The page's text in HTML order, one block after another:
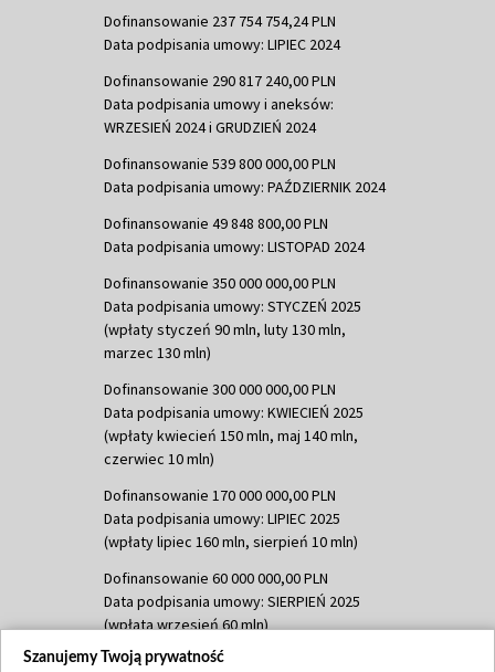
Dofinansowanie 237 754 754,24 PLN
Data podpisania umowy: LIPIEC 2024
Dofinansowanie 290 817 240,00 PLN
Data podpisania umowy i aneksów:
WRZESIEŃ 2024 i GRUDZIEŃ 2024
Dofinansowanie 539 800 000,00 PLN
Data podpisania umowy: PAŹDZIERNIK 2024
Dofinansowanie 49 848 800,00 PLN
Data podpisania umowy: LISTOPAD 2024
Dofinansowanie 350 000 000,00 PLN
Data podpisania umowy: STYCZEŃ 2025
(wpłaty styczeń 90 mln, luty 130 mln,
marzec 130 mln)
Dofinansowanie 300 000 000,00 PLN
Data podpisania umowy: KWIECIEŃ 2025
(wpłaty kwiecień 150 mln, maj 140 mln,
czerwiec 10 mln)
Dofinansowanie 170 000 000,00 PLN
Data podpisania umowy: LIPIEC 2025
(wpłaty lipiec 160 mln, sierpień 10 mln)
Dofinansowanie 60 000 000,00 PLN
Data podpisania umowy: SIERPIEŃ 2025
(wpłata wrzesień 60 mln)
Dofinansowanie 635 783 051,21 PLN
Szanujemy Twoją prywatność